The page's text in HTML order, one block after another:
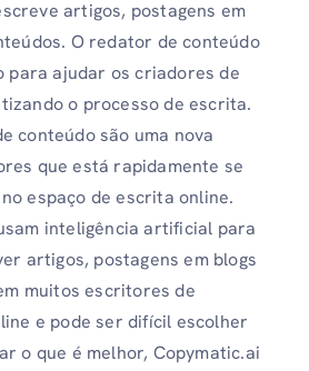
artigos, postagens em
O redator de conteúdo
para ajudar os criadores de
o processo de escrita.
conteúdo são uma nova
que está rapidamente se
espaço de escrita online.
inteligência artificial para
artigos, postagens em blogs
muitos escritores de
e pode ser difícil escolher
o que é melhor, Copymatic.ai